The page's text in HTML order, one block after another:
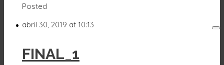
Posted
abril 30, 2019 at 10:13
FINAL_1